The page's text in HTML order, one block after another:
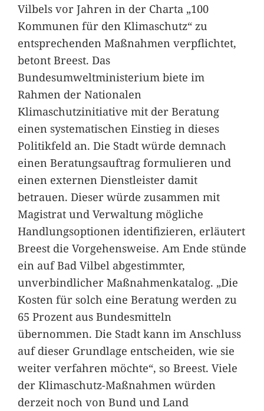
Vilbels vor Jahren in der Charta „100
Kommunen für den Klimaschutz“ zu
entsprechenden Maßnahmen verpflichtet,
betont Breest. Das
Bundesumweltministerium biete im
Rahmen der Nationalen
Klimaschutzinitiative mit der Beratung
einen systematischen Einstieg in dieses
Politikfeld an. Die Stadt würde demnach
einen Beratungsauftrag formulieren und
einen externen Dienstleister damit
betrauen. Dieser würde zusammen mit
Magistrat und Verwaltung mögliche
Handlungsoptionen identifizieren, erläutert
Breest die Vorgehensweise. Am Ende stünde
ein auf Bad Vilbel abgestimmter,
unverbindlicher Maßnahmenkatalog. „Die
Kosten für solch eine Beratung werden zu
65 Prozent aus Bundesmitteln
übernommen. Die Stadt kann im Anschluss
auf dieser Grundlage entscheiden, wie sie
weiter verfahren möchte“, so Breest. Viele
der Klimaschutz-Maßnahmen würden
derzeit noch von Bund und Land